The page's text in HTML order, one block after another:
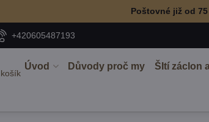
Poštovné již od
+420605487193
Úvod Důvody proč my ŠItí záclon